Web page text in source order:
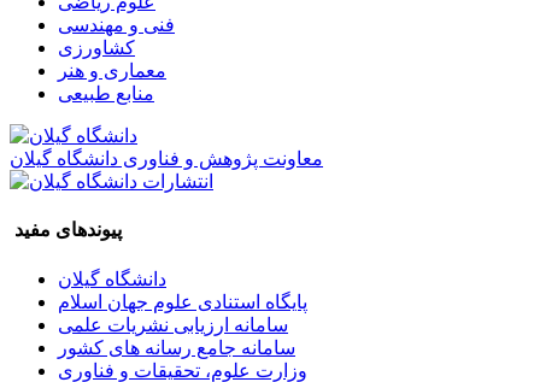
فنی و مهندسی
کشاورزی
معماری و هنر
منابع طبیعی
معاونت پژوهش و فناوری دانشگاه گیلان
پیوندهای مفید
دانشگاه گیلان
پایگاه استنادی علوم جهان اسلام
سامانه ارزیابی نشریات علمی
سامانه جامع رسانه های کشور
وزارت علوم، تحقیقات و فناوری